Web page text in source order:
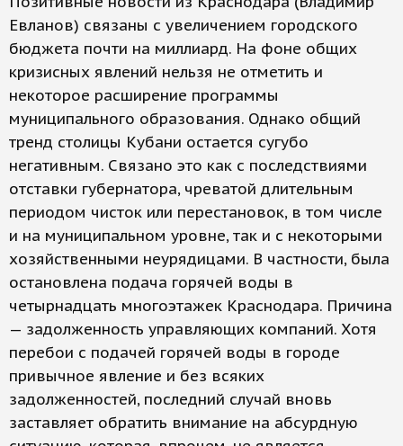
Евланов) связаны с увеличением городского
бюджета почти на миллиард. На фоне общих
кризисных явлений нельзя не отметить и
некоторое расширение программы
муниципального образования. Однако общий
тренд столицы Кубани остается сугубо
негативным. Связано это как с последствиями
отставки губернатора, чреватой длительным
периодом чисток или перестановок, в том числе
и на муниципальном уровне, так и с некоторыми
хозяйственными неурядицами. В частности, была
остановлена подача горячей воды в
четырнадцать многоэтажек Краснодара. Причина
— задолженность управляющих компаний. Хотя
перебои с подачей горячей воды в городе
привычное явление и без всяких
задолженностей, последний случай вновь
заставляет обратить внимание на абсурдную